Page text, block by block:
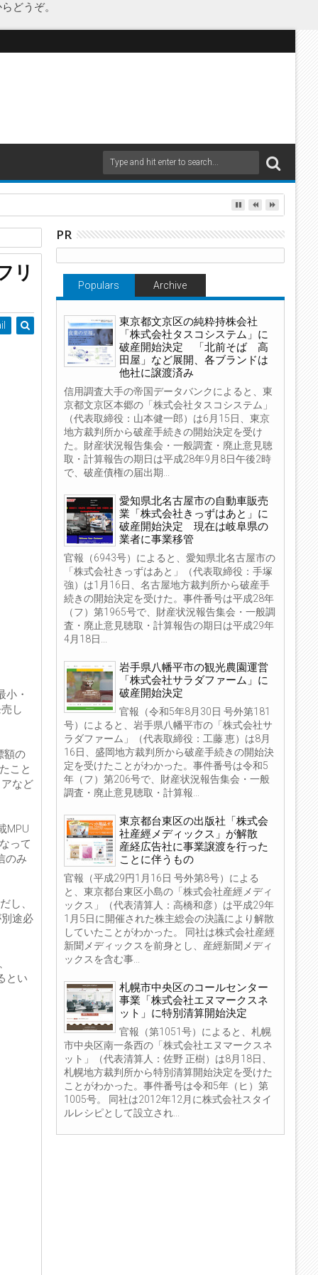
どうぞ。
品
リ
・
し
額の
こと
など
MPU
って
のみ
し、
途必
とい
PR
Populars Archive
東京都文京区の純粋持株会社
「株式会社タスコシステム」に
破産開始決定 「北前そば 高
田屋」など展開、各ブランドは
他社に譲渡済み
信用調査大手の帝国データバンクによると、東
京都文京区本郷の「株式会社タスコシステム」
（代表取締役：山本健一郎）は6月15日、東京
地方裁判所から破産手続きの開始決定を受け
た。財産状況報告集会・一般調査・廃止意見聴
取・計算報告の期日は平成28年9月8日午後2時
で、破産債権の届出期...
愛知県北名古屋市の自動車販売
業「株式会社きっずはあと」に
破産開始決定 現在は岐阜県の
業者に事業移管
官報（6943号）によると、愛知県北名古屋市の
「株式会社きっずはあと」（代表取締役：手塚
強）は1月16日、名古屋地方裁判所から破産手
続きの開始決定を受けた。事件番号は平成28年
（フ）第1965号で、財産状況報告集会・一般調
査・廃止意見聴取・計算報告の期日は平成29年
4月18日...
岩手県八幡平市の観光農園運営
「株式会社サラダファーム」に
破産開始決定
官報（令和5年8月30日 号外第181
号）によると、岩手県八幡平市の「株式会社サ
ラダファーム」（代表取締役：工藤 恵）は8月
16日、盛岡地方裁判所から破産手続きの開始決
定を受けたことがわかった。事件番号は令和5
年（フ）第206号で、財産状況報告集会・一般
調査・廃止意見聴取・計算報...
東京都台東区の出版社「株式会
社産經メディックス」が解散
産経広告社に事業譲渡を行った
ことに伴うもの
官報（平成29円1月16日 号外第8号）による
と、東京都台東区小島の「株式会社産經メディ
ックス」（代表清算人：高橋和彦）は平成29年
1月5日に開催された株主総会の決議により解散
していたことがわかった。 同社は株式会社産經
新聞メディックスを前身とし、産經新聞メディ
ックスを含む事...
札幌市中央区のコールセンター
事業「株式会社エヌマークスネ
ット」に特別清算開始決定
官報（第1051号）によると、札幌
市中央区南一条西の「株式会社エヌマークスネ
ット」（代表清算人：佐野 正樹）は8月18日、
札幌地方裁判所から特別清算開始決定を受けた
ことがわかった。事件番号は令和5年（ヒ）第
1005号。 同社は2012年12月に株式会社スタイ
ルレシピとして設立され...